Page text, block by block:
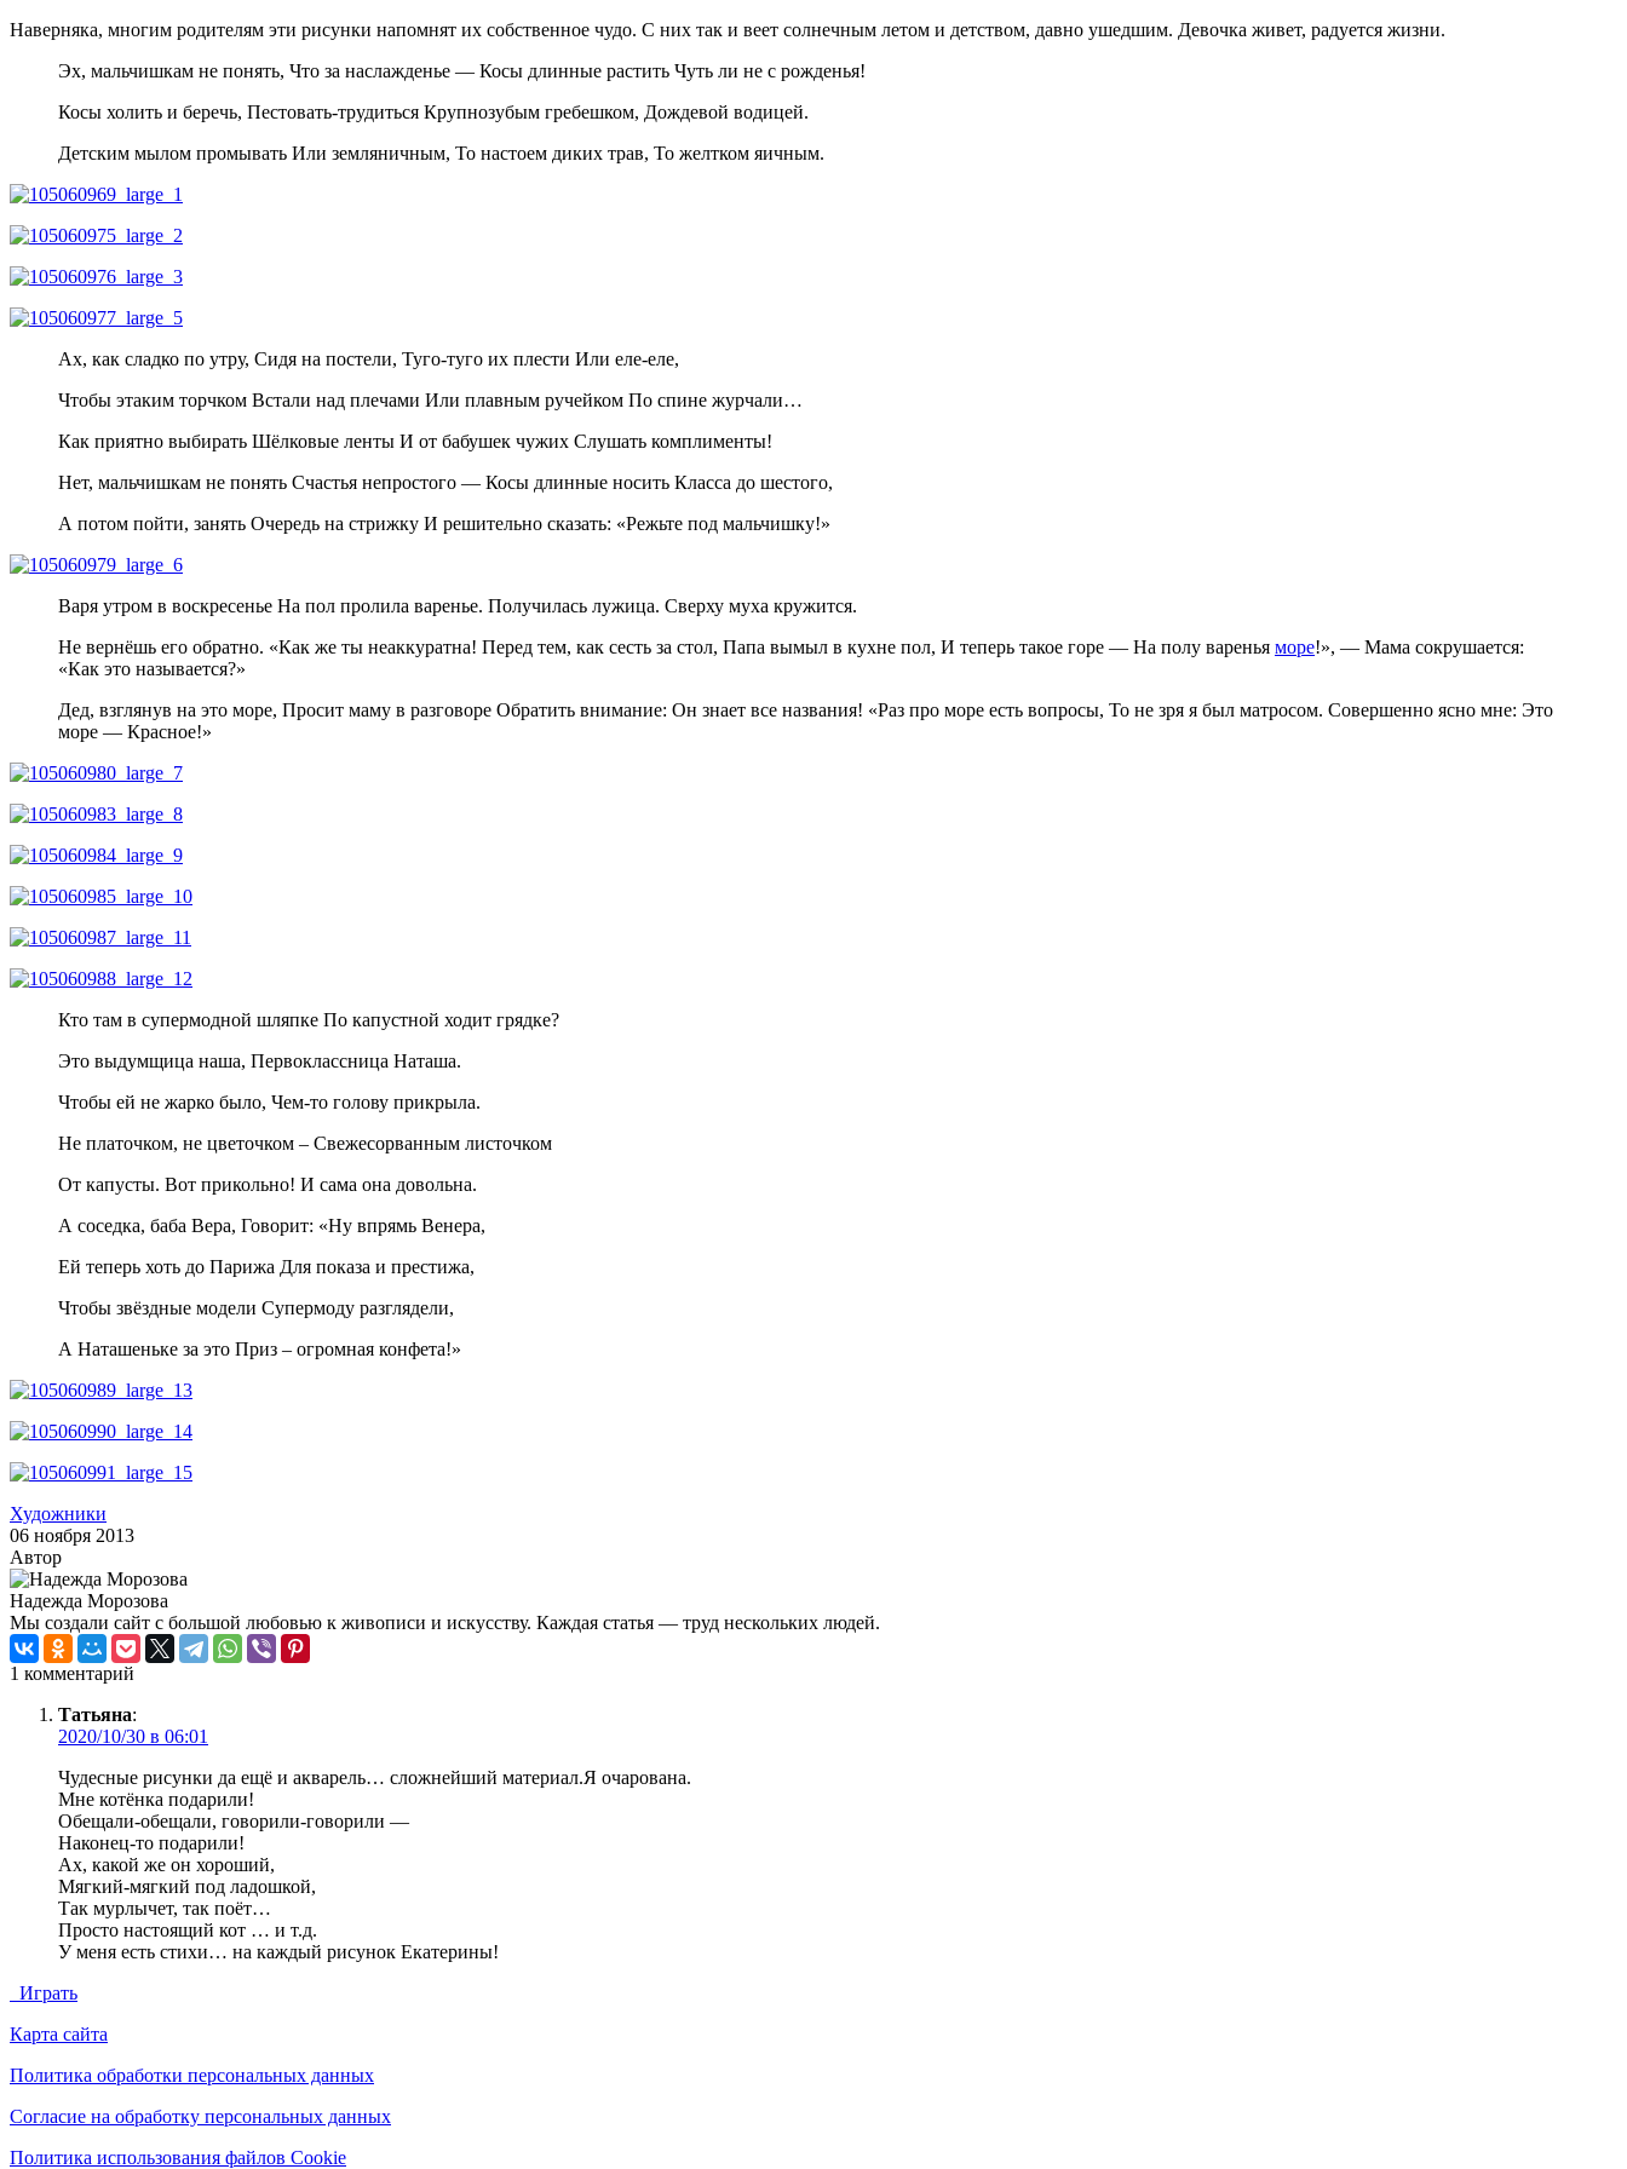
Наверняка, многим родителям эти рисунки напомнят их собственное чудо. С них так и веет солнечным летом и детством, давно ушедшим. Девочка живет, радуется жизни.
Эх, мальчишкам не понять, Что за наслажденье — Косы длинные растить Чуть ли не с рожденья!
Косы холить и беречь, Пестовать-трудиться Крупнозубым гребешком, Дождевой водицей.
Детским мылом промывать Или земляничным, То настоем диких трав, То желтком яичным.
Ах, как сладко по утру, Сидя на постели, Туго-туго их плести Или еле-еле,
Чтобы этаким торчком Встали над плечами Или плавным ручейком По спине журчали…
Как приятно выбирать Шёлковые ленты И от бабушек чужих Слушать комплименты!
Нет, мальчишкам не понять Счастья непростого — Косы длинные носить Класса до шестого,
А потом пойти, занять Очередь на стрижку И решительно сказать: «Режьте под мальчишку!»
Варя утром в воскресенье На пол пролила варенье. Получилась лужица. Сверху муха кружится.
Не вернёшь его обратно. «Как же ты неаккуратна! Перед тем, как сесть за стол, Папа вымыл в кухне пол, И теперь такое горе — На полу варенья море!», — Мама сокрушается:
«Как это называется?»
Дед, взглянув на это море, Просит маму в разговоре Обратить внимание: Он знает все названия! «Раз про море есть вопросы, То не зря я был матросом. Совершенно ясно мне: Это
море — Красное!»
Кто там в супермодной шляпке По капустной ходит грядке?
Это выдумщица наша, Первоклассница Наташа.
Чтобы ей не жарко было, Чем-то голову прикрыла.
Не платочком, не цветочком – Свежесорванным листочком
От капусты. Вот прикольно! И сама она довольна.
А соседка, баба Вера, Говорит: «Ну впрямь Венера,
Ей теперь хоть до Парижа Для показа и престижа,
Чтобы звёздные модели Супермоду разглядели,
А Наташеньке за это Приз – огромная конфета!»
Художники
06 ноября 2013
Автор
Надежда Морозова
Мы создали сайт с большой любовью к живописи и искусству. Каждая статья — труд нескольких людей.
1 комментарий
Татьяна:
2020/10/30 в 06:01
Чудесные рисунки да ещё и акварель… сложнейший материал.Я очарована.
Мне котёнка подарили!
Обещали-обещали, говорили-говорили —
Наконец-то подарили!
Ах, какой же он хороший,
Мягкий-мягкий под ладошкой,
Так мурлычет, так поёт…
Просто настоящий кот … и т.д.
У меня есть стихи… на каждый рисунок Екатерины!
Играть
Карта сайта
Политика обработки персональных данных
Согласие на обработку персональных данных
Политика использования файлов Cookie